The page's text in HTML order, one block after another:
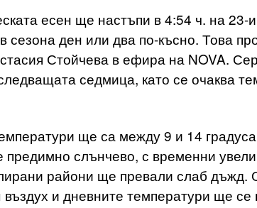
есен ще настъпи в 4:54 ч. на
сезона ден или два по-късно. Това
Стойчева в ефира на NOVA.
седмица, като се очаква
ще са между 9 и 14
слънчево, с временни
райони ще превали слаб дъжд.
и дневните температури ще се